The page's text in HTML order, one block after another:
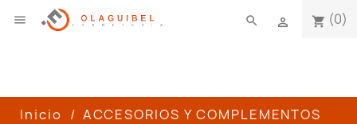
 shopping_cart (0)

search
Inicio
ACCESORIOS Y COMPLEMENTOS